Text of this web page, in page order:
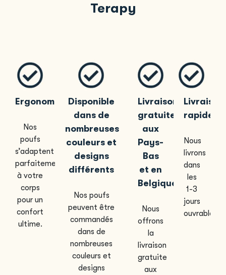
Terapy
Ergonomique
Nos
poufs
s’adaptent
parfaitement
à votre
corps
pour un
confort
ultime.
Disponible
dans de
nombreuses
couleurs et
designs
différents
Nos poufs
peuvent être
commandés
dans de
nombreuses
couleurs et
designs
Livraison
gratuite
aux
Pays-
Bas
et en
Belgique
Nous
offrons
la
livraison
gratuite
aux
Livraison
rapide
Nous
livrons
dans
les
1-3
jours
ouvrables.